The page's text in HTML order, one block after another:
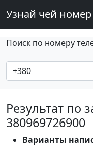
Узнай чей номер
Поиск по номеру
Результат по
380969726900
Варианты